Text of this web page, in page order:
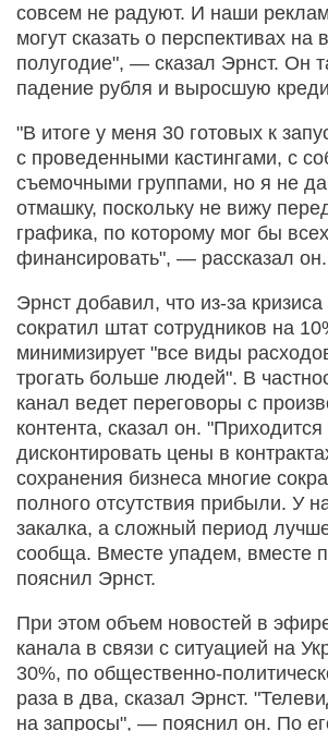
совсем не радуют. И наши
могут сказать о перспективах на
полугодие", — сказал Эрнст. Он
падение рубля и выросшую
"В итоге у меня 30 готовых к
с проведенными кастингами, с
съемочными группами, но я не
отмашку, поскольку не вижу
графика, по которому мог бы
финансировать", — рассказал он.
Эрнст добавил, что из-за
сократил штат сотрудников на
минимизирует "все виды
трогать больше людей". В
канал ведет переговоры с
контента, сказал он.
дисконтировать цены в
сохранения бизнеса многие
полного отсутствия прибыли. У
закалка, а сложный период
сообща. Вместе упадем, вместе
пояснил Эрнст.
При этом объем новостей в
канала в связи с ситуацией на
30%, по общественно-
раза в два, сказал Эрнст.
на запросы", — пояснил он. По